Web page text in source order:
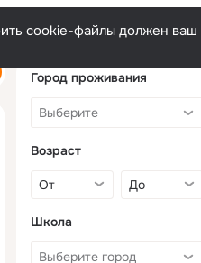
cookie-файлы должен ваш
Город проживания
Возраст
Школа